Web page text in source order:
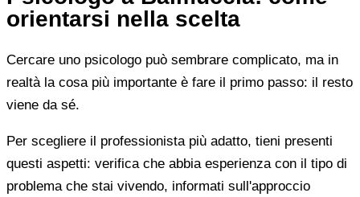
orientarsi nella scelta
Cercare uno psicologo può sembrare complicato, ma in
realtà la cosa più importante è fare il primo passo: il resto
viene da sé.
Per scegliere il professionista più adatto, tieni presenti
questi aspetti: verifica che abbia esperienza con il tipo di
problema che stai vivendo, informati sull'approccio